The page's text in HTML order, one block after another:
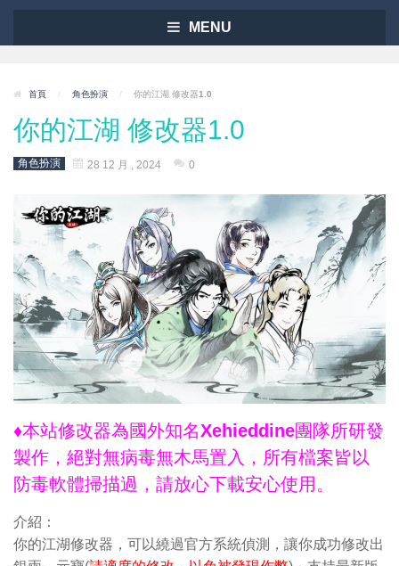
MENU
首頁 / 角色扮演 / 你的江湖 修改器1.0
你的江湖 修改器1.0
角色扮演 28 12 月 , 2024 0
♦本站修改器為國外知名Xehieddine團隊所研發
製作，絕對無病毒無木馬置入，所有檔案皆以
防毒軟體掃描過，請放心下載安心使用。
介紹：
你的江湖修改器，可以繞過官方系統偵測，讓你成功修改出